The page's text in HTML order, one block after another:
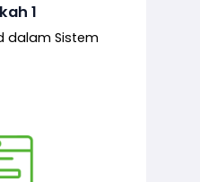
1
dalam Sistem